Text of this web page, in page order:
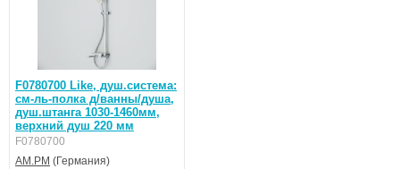
F0780700 Like, душ.система:
см-ль-полка д/ванны/душа,
душ.штанга 1030-1460мм,
верхний душ 220 мм
F0780700
AM.PM (Германия)